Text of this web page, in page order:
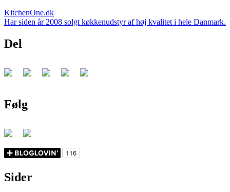
KitchenOne.dk
Har siden år 2008 solgt køkkenudstyr af høj kvalitet i hele Danmark.
Del
Følg
Sider